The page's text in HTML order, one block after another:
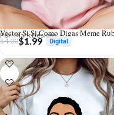
Por: Mark Designs
$4.00$1.99